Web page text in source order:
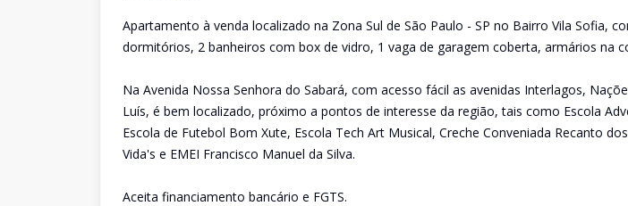
Apartamento à venda localizado na Zona Sul de São Paulo - SP no Bairro Vila Sofia,
dormitórios, 2 banheiros com box de vidro, 1 vaga de garagem coberta, armários na
Na Avenida Nossa Senhora do Sabará, com acesso fácil as avenidas Interlagos,
Luís, é bem localizado, próximo a pontos de interesse da região, tais como Escola
Escola de Futebol Bom Xute, Escola Tech Art Musical, Creche Conveniada Recanto
Vida's e EMEI Francisco Manuel da Silva.
Aceita financiamento bancário e FGTS.